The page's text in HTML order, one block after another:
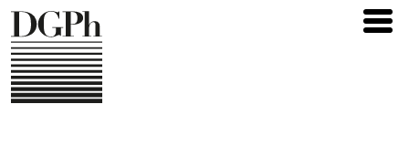
Direkt
zum
Inhalt